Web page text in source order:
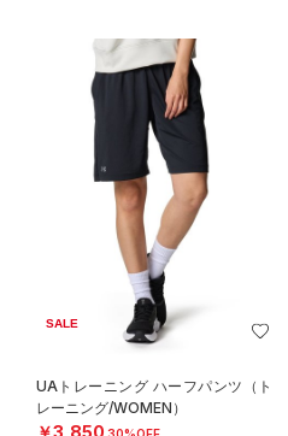
SALE
UAトレーニング ハーフパンツ（ト
レーニング/WOMEN）
￥3,850